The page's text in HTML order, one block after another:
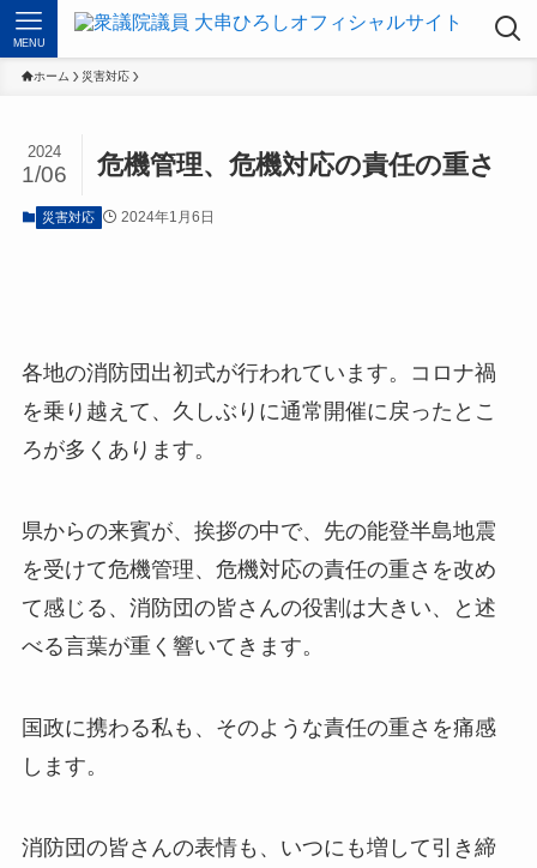
MENU
ホーム 災害対応
危機管理、危機対応の責任の重さ
2024
1/06
災害対応 2024年1月6日
各地の消防団出初式が行われています。コロナ禍
を乗り越えて、久しぶりに通常開催に戻ったとこ
ろが多くあります。
県からの来賓が、挨拶の中で、先の能登半島地震
を受けて危機管理、危機対応の責任の重さを改め
て感じる、消防団の皆さんの役割は大きい、と述
べる言葉が重く響いてきます。
国政に携わる私も、そのような責任の重さを痛感
します。
消防団の皆さんの表情も、いつにも増して引き締